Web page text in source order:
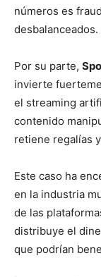
números es
desbalanceados.
Por su parte,
invierte
el streaming
contenido
retiene regalías
Este caso ha
en la industria
de las
distribuye el
que podrían